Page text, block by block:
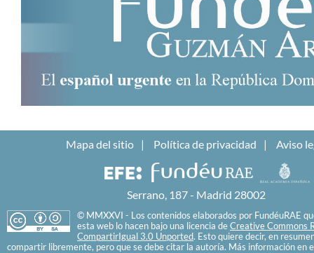
Mapa del sitio Política de privacidad Aviso
Serrano, 187 - Madrid 28002
© MMXXVI - Los contenidos elaborados por FundéuRAE
esta web lo hacen bajo una licencia de Creative Commons
CompartirIgual 3.0 Unported. Esto quiere decir, en
compartir libremente, pero que se debe citar la autoría. Más información en